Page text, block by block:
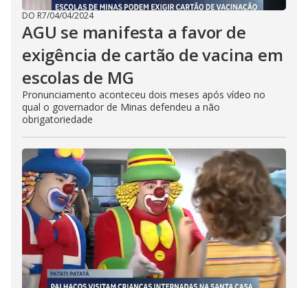
DO R7/04/04/2024
AGU se manifesta a favor de
exigência de cartão de vacina em
escolas de MG
Pronunciamento aconteceu dois meses após vídeo no
qual o governador de Minas defendeu a não
obrigatoriedade